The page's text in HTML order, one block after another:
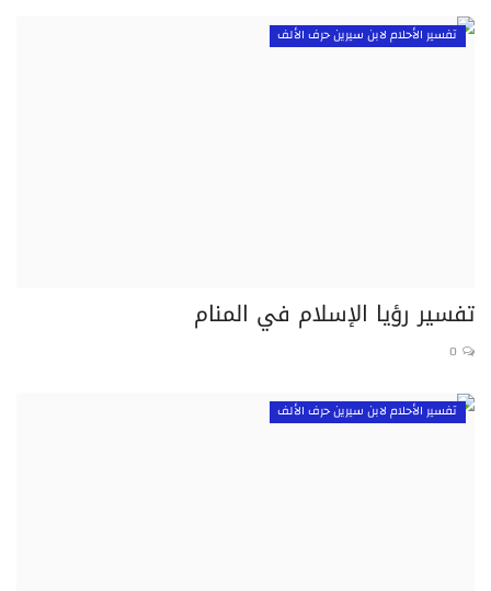
تفسير الأحلام لابن سيرين حرف الألف
تفسير رؤيا الإسلام في المنام
0
تفسير الأحلام لابن سيرين حرف الألف